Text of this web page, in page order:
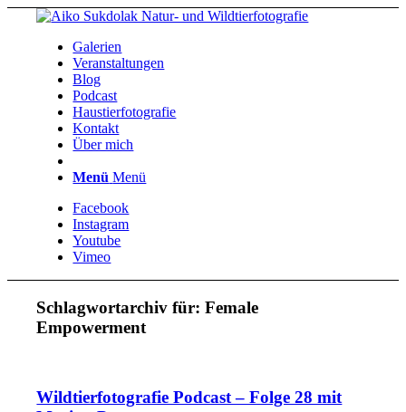
Galerien
Veranstaltungen
Blog
Podcast
Haustierfotografie
Kontakt
Über mich
Menü Menü
Facebook
Instagram
Youtube
Vimeo
Schlagwortarchiv für:Female
Empowerment
Wildtierfotografie Podcast – Folge 28 mit